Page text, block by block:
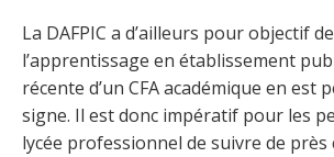
La DAFPIC a d’ailleurs pour objectif
l’apprentissage en établissement
récente d’un CFA académique en est
signe. Il est donc impératif pour les
lycée professionnel de suivre de près